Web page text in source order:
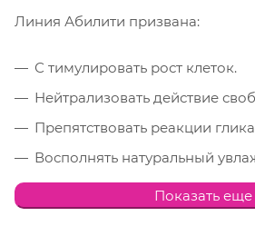
Линия Абилити призвана:
С тимулировать рост клеток.
Нейтрализовать действие
Препятствовать реакции
Восполнять натуральный
недостаток структурных
протеинов (белков).Показать еще